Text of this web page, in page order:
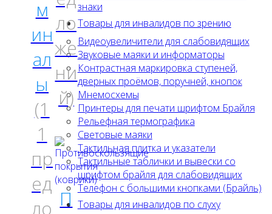
м
ин
ал
ы
(1
1
пр
ед
ло
ло
же
ни
й)
П
знаки
Товары для инвалидов по зрению
Видеоувеличители для слабовидящих
Звуковые маяки и информаторы
Контрастная маркировка ступеней,
дверных проёмов, поручней, кнопок
Мнемосхемы
Принтеры для печати шрифтом Брайля
Рельефная термографика
Световые маяки
Тактильная плитка и указатели
Тактильные таблички и вывески со
шрифтом брайля для слабовидящих
Телефон с большими кнопками (Брайль)
Товары для инвалидов по слуху